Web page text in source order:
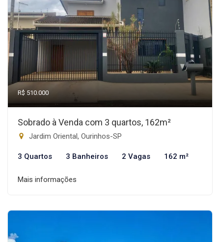
R$ 510.000
Sobrado à Venda com 3 quartos, 162m²
Jardim Oriental, Ourinhos-SP
3 Quartos 3 Banheiros 2 Vagas 162 m²
Mais informações